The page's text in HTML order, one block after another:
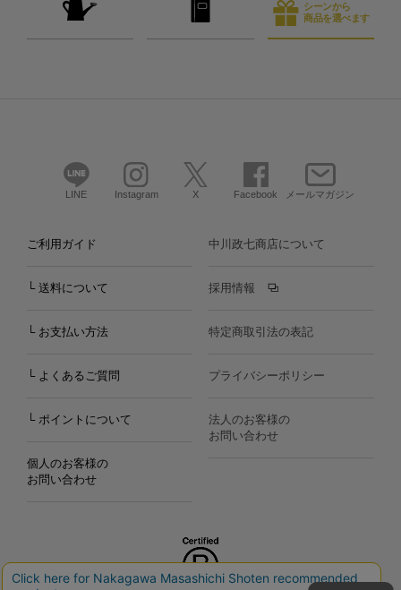
シーンから
商品を選べます
LINE Instagram X Facebook メールマガジン
ご利用ガイド
└ 送料について
└ お支払い方法
└ よくあるご質問
└ ポイントについて
個人のお客様の
お問い合わせ
中川政七商店について
採用情報
特定商取引法の表記
プライバシーポリシー
法人のお客様の
お問い合わせ